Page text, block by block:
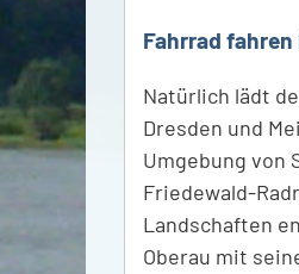
Fahrrad
Natürlich lädt
Dresden und
Umgebung von
Friedewald-
Landschaften
Oberau mit